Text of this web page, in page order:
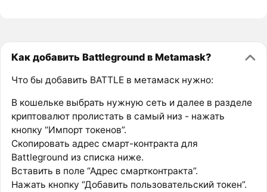
Как добавить Battleground в Metamask?
Что бы добавить BATTLE в метамаск нужно:
В кошельке выбрать нужную сеть и далее в разделе
криптовалют пролистать в самый низ - нажать
кнопку “Импорт токенов”.
Скопировать адрес смарт-контракта для
Battleground из списка ниже.
Вставить в поле “Адрес смартконтракта”.
Нажать кнопку “Добавить пользовательский токен”.